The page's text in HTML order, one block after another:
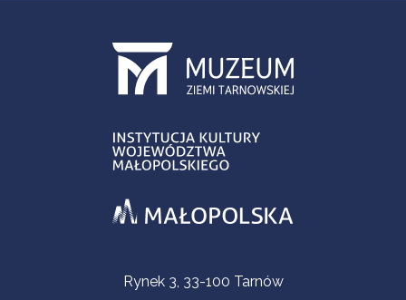
Informacje kontaktoweRynek 3, 33-100 Tarnów